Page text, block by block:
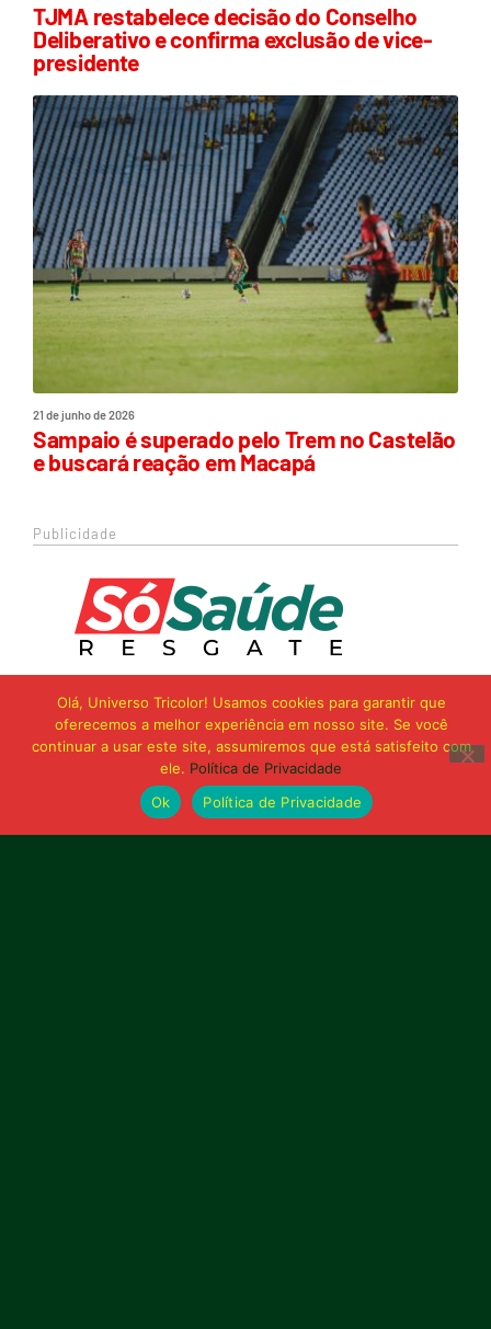
TJMA restabelece decisão do Conselho
Deliberativo e confirma exclusão de vice-
presidente
21 de junho de 2026
Sampaio é superado pelo Trem no Castelão
e buscará reação em Macapá
Publicidade
Olá, Universo Tricolor! Usamos cookies para garantir que
oferecemos a melhor experiência em nosso site. Se você
continuar a usar este site, assumiremos que está satisfeito com
ele. Política de Privacidade
Ok
Política de Privacidade